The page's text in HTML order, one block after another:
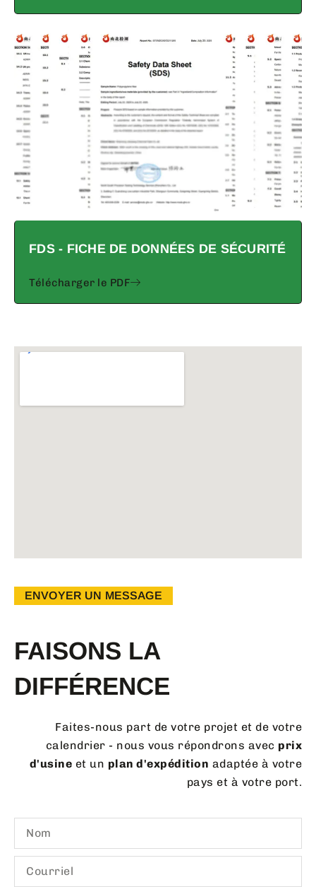
FDS - FICHE DE DONNÉES DE SÉCURITÉ
Télécharger le PDF
ENVOYER UN MESSAGE
FAISONS LA
DIFFÉRENCE
Faites-nous part de votre projet et de votre
calendrier - nous vous répondrons avec prix
d'usine et un plan d'expédition adaptée à votre
pays et à votre port.